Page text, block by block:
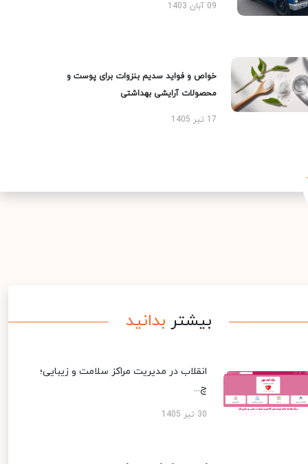
09 آبان 1403
خواص و فواید سدیم بنزوات برای پوست و
محصولات آرایشی بهداشتی
17 تیر 1405
بیشتر بدانید
انقلاب در مدیریت مراکز سلامت و زیبایی؛
چ...
30 تیر 1405